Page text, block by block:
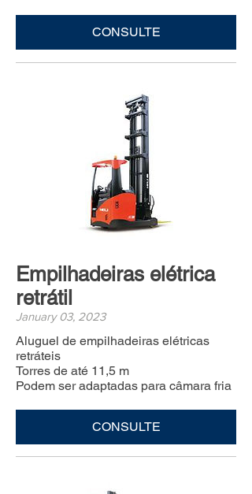
CONSULTE
Empilhadeiras elétrica
retrátil
January 03, 2023
Aluguel de empilhadeiras elétricas
retráteis
Torres de até 11,5 m
Podem ser adaptadas para câmara fria
CONSULTE